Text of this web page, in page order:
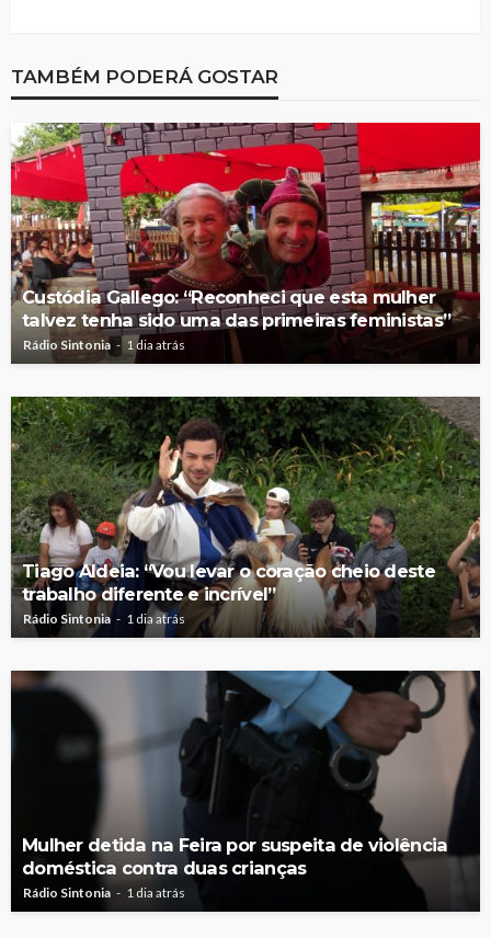
TAMBÉM PODERÁ GOSTAR
Custódia Gallego: “Reconheci que esta mulher
talvez tenha sido uma das primeiras feministas”
Rádio Sintonia 1 dia atrás
Tiago Aldeia: “Vou levar o coração cheio deste
trabalho diferente e incrível”
Rádio Sintonia 1 dia atrás
Mulher detida na Feira por suspeita de violência
doméstica contra duas crianças
Rádio Sintonia 1 dia atrás